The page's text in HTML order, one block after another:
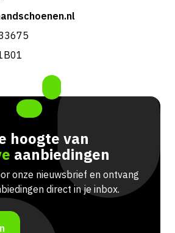
hoogte van
aanbiedingen
onze nieuwsbrief en ontvang
direct in je inbox.